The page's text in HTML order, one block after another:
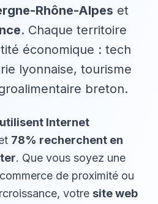
Rhône-Alpes et
. Chaque territoire
économique : tech
lyonnaise, tourisme
breton.
Internet
78% recherchent en
. Que vous soyez une
de proximité ou
votre site web